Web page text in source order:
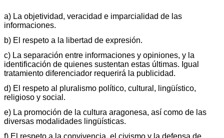
a) La objetividad, veracidad e imparcialidad de las
informaciones.
b) El respeto a la libertad de expresión.
c) La separación entre informaciones y opiniones, y la
identificación de quienes sustentan estas últimas. Igual
tratamiento diferenciador requerirá la publicidad.
d) El respeto al pluralismo político, cultural, lingüístico,
religioso y social.
e) La promoción de la cultura aragonesa, así como de las
diversas modalidades lingüísticas.
f) El respeto a la convivencia, el civismo y la defensa de